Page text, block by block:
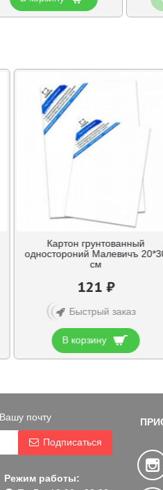
Картон грунтованный
одностороний Малевичъ
см
121 ₽
Быстрый заказ
В корзину
почту
Подписаться
Режим работы: